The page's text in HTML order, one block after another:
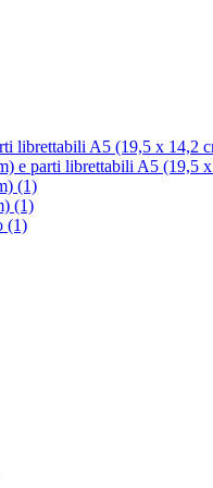
librettabili A5 (19,5 x 14,2
e parti librettabili A5 (19,5
(1)
(1)
(1)